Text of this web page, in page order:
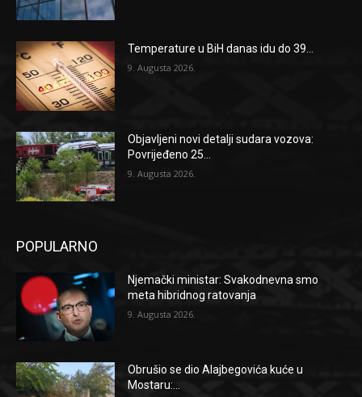
Temperature u BiH danas idu do 39...
9. Augusta 2026.
Objavljeni novi detalji sudara vozova:
Povrijeđeno 25...
9. Augusta 2026.
POPULARNO
Njemački ministar: Svakodnevna smo
meta hibridnog ratovanja
9. Augusta 2026.
Obrušio se dio Alajbegovića kuće u
Mostaru:...